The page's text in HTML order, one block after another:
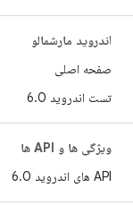
اندروید مارشمالو
صفحه اصلی
تست اندروید 6
.0
ویژگی ها و API ها
API های اندروید 6
.0